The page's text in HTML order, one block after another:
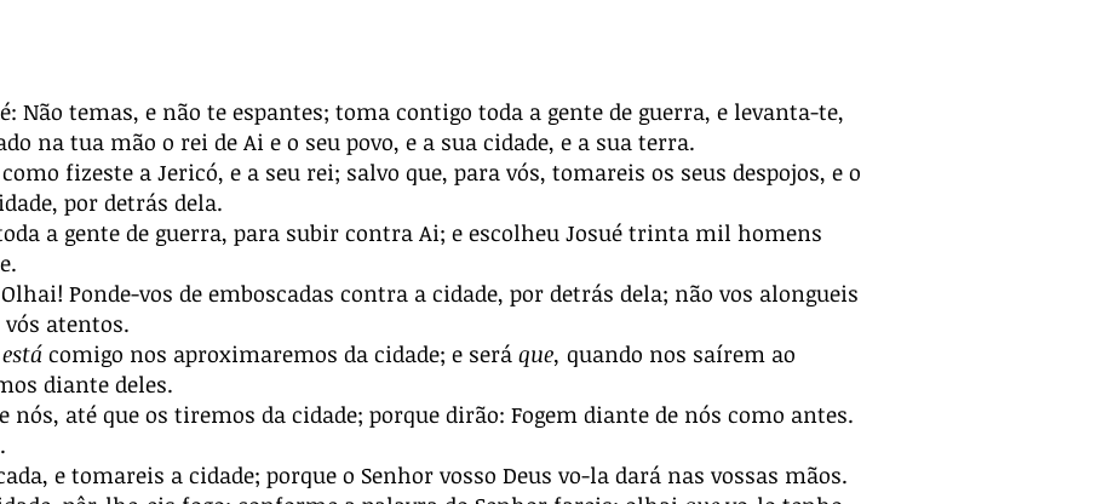
Não temas, e não te espantes; toma contigo toda a gente de guerra, e levanta-te,
na tua mão o rei de Ai e o seu povo, e a sua cidade, e a sua terra.
fizeste a Jericó, e a seu rei; salvo que, para vós, tomareis os seus despojos, e o
por detrás dela.
a gente de guerra, para subir contra Ai; e escolheu Josué trinta mil homens
Ponde-vos de emboscadas contra a cidade, por detrás dela; não vos alongueis
atentos.
está comigo nos aproximaremos da cidade; e será que, quando nos saírem ao
diante deles.
nós, até que os tiremos da cidade; porque dirão: Fogem diante de nós como antes.
e tomareis a cidade; porque o Senhor vosso Deus vo-la dará nas vossas mãos.